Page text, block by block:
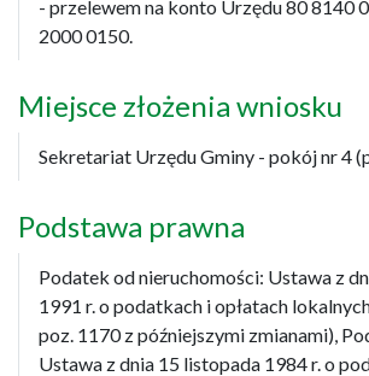
- przelewem na konto Urzędu 80 8140
2000 0150.
Miejsce złożenia wniosku
Sekretariat Urzędu Gminy - pokój nr 4
Podstawa prawna
Podatek od nieruchomości: Ustawa z
1991 r. o podatkach i opłatach
poz. 1170 z późniejszymi zmianami),
Ustawa z dnia 15 listopada 1984 r. o